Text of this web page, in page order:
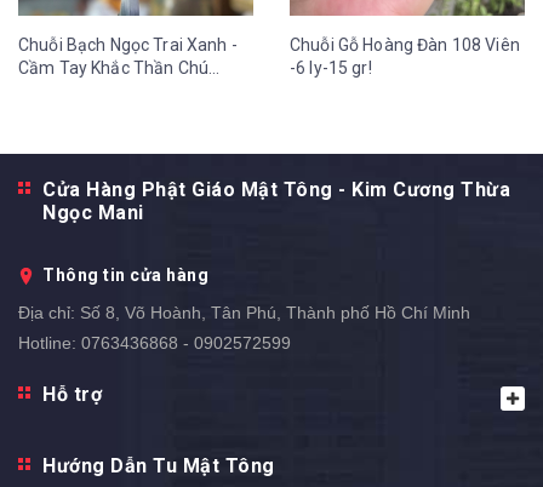
Chuỗi Bạch Ngọc Trai Xanh -
Cầm Tay Khắc Thần Chú
Chuỗi Gỗ Hoàng Đàn 108 Viên
-6 ly-15 gr!
Cửa Hàng Phật Giáo Mật Tông - Kim Cương Thừa
Ngọc Mani
Thông tin cửa hàng
Địa chỉ: Số 8, Võ Hoành, Tân Phú, Thành phố Hồ Chí Minh
Hotline: 0763436868 - 0902572599
Hỗ trợ
Hướng Dẫn Tu Mật Tông